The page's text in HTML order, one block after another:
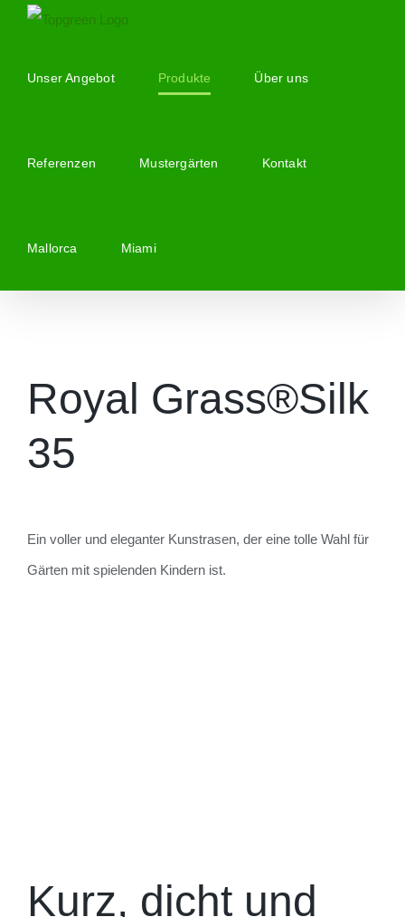
springenUnser Angebot Produkte Über uns
Referenzen Mustergärten Kontakt
Mallorca Miami
Royal Grass®Silk
35
Ein voller und eleganter Kunstrasen, der eine tolle Wahl für
Gärten mit spielenden Kindern ist.
Kurz, dicht und